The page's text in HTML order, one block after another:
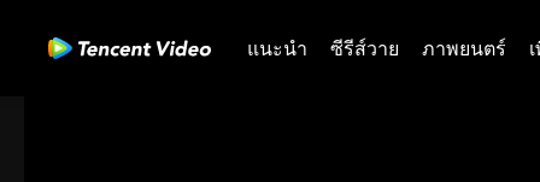
แนะนำ ซีรีส์วาย ภาพยนตร์